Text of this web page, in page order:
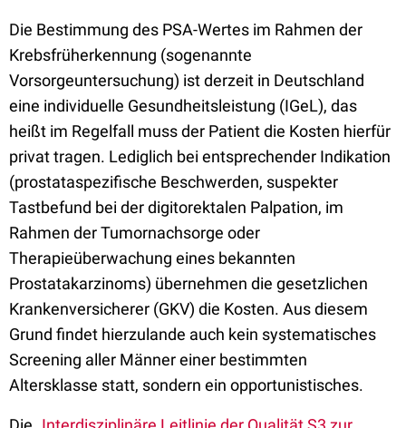
Die Bestimmung des PSA-Wertes im Rahmen der
Krebsfrüherkennung (sogenannte
Vorsorgeuntersuchung) ist derzeit in Deutschland
eine individuelle Gesundheitsleistung (IGeL), das
heißt im Regelfall muss der Patient die Kosten hierfür
privat tragen. Lediglich bei entsprechender Indikation
(prostataspezifische Beschwerden, suspekter
Tastbefund bei der digitorektalen Palpation, im
Rahmen der Tumornachsorge oder
Therapieüberwachung eines bekannten
Prostatakarzinoms) übernehmen die gesetzlichen
Krankenversicherer (GKV) die Kosten. Aus diesem
Grund findet hierzulande auch kein systematisches
Screening aller Männer einer bestimmten
Altersklasse statt, sondern ein opportunistisches.